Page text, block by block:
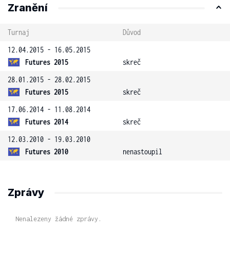
Zranění
Turnaj
Důvod
12.04.2015 - 16.05.2015
Futures 2015
skreč
28.01.2015 - 28.02.2015
Futures 2015
skreč
17.06.2014 - 11.08.2014
Futures 2014
skreč
12.03.2010 - 19.03.2010
Futures 2010
nenastoupil
Zprávy
Nenalezeny žádné zprávy.